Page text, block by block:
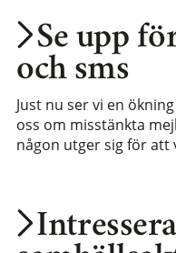
Se upp
och sms
Just nu ser vi en
oss om misstänkta
någon utger sig för att